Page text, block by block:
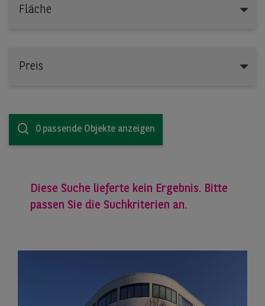
Fläche
Preis
0 passende Objekte anzeigen
Diese Suche lieferte kein Ergebnis. Bitte
passen Sie die Suchkriterien an.